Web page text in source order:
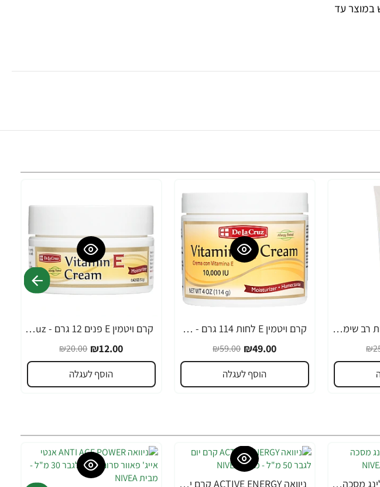
במוצר עד
ניוואה סופט קרם לחות רב שימושי 74 גרם - מבית NIVEA
-17%
קרם ויטמין E לחות 114 גרם - De La Cruz
₪49.00
₪59.00
הוסף לעגלה
-40%
קרם ויטמין E פנים 12 גרם - De La Cruz
₪12.00
₪20.00
הוסף לעגלה
ניוואה 3 ב-1 ניקוי פילינג מסכה לפנים 150 מ"ל - מבית NIVEA
ניוואה ACTIVE ENERGY קרם יום לגבר 50 מ"ל - מבית NIVEA